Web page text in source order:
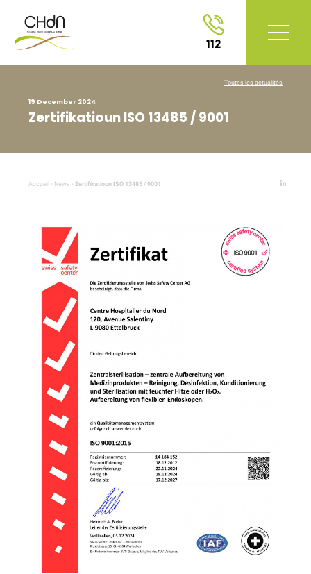
112
19 December 2024
Zertifikatioun ISO 13485 / 9001
Toutes les actualités
Accueil › News › Zertifikatioun ISO 13485 / 9001